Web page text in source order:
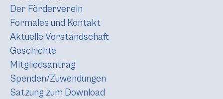
Der Förderverein
Formales und Kontakt
Aktuelle Vorstandschaft
Geschichte
Mitgliedsantrag
Spenden/Zuwendungen
Satzung zum Download